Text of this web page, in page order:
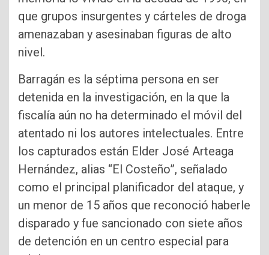
que grupos insurgentes y cárteles de droga
amenazaban y asesinaban figuras de alto
nivel.
Barragán es la séptima persona en ser
detenida en la investigación, en la que la
fiscalía aún no ha determinado el móvil del
atentado ni los autores intelectuales. Entre
los capturados están Elder José Arteaga
Hernández, alias “El Costeño”, señalado
como el principal planificador del ataque, y
un menor de 15 años que reconoció haberle
disparado y fue sancionado con siete años
de detención en un centro especial para